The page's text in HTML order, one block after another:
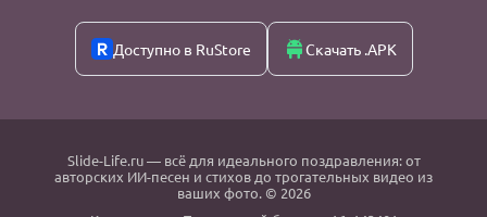
Доступно в RuStore Скачать .APK
Slide-Life.ru— всё для идеального поздравления: от
авторских ИИ-песен и стихов до трогательных видео из
ваших фото. © 2026